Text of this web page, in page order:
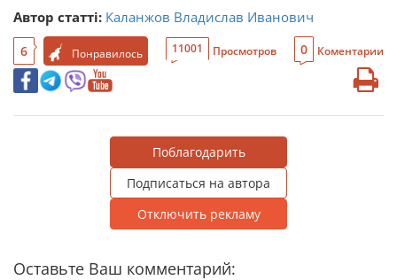
Автор статті: Каланжов Владислав Иванович
6 Понравилось 11001 Просмотров 0 Коментарии
Поблагодарить
Подписаться на автора
Отключить рекламу
Оставьте Ваш комментарий: